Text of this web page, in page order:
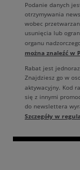
Podanie danych
otrzymywania
wobec
usunięcia lub
organu
można znaleźć w
Rabat jest
Znajdziesz go w
aktywacyjny. Kod
się z innymi
do newslettera
Szczegóły w